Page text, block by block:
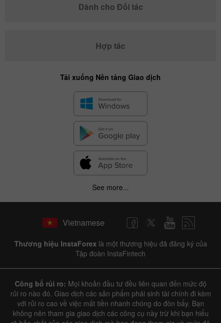
Dành cho Đối tác
Hợp tác
Tải xuống Nền tảng Giao dịch
See more...
Vietnamese
Thương hiệu InstaForex là một thương hiệu đã đăng ký của
Tập đoàn InstaFintech
Công bố rủi ro: Mọi khoản đầu tư đều liên quan đến mức độ
rủi ro nào đó. Giao dịch các sản phẩm phái sinh tài chính đi kèm
với rủi ro cao về việc mất tiền nhanh chóng do đòn bẩy. Bạn
không nên tham gia giao dịch các công cụ này trừ khi bạn hiểu